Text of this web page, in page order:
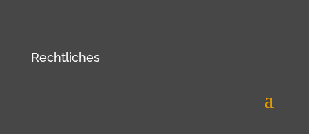
Rechtliches